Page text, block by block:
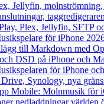
Jellyfin, molnströmning,
Plex, Jellyfin, SFTP
för iPhone
till Markdown med
DSD på iPhone och
för iPhone
Synology, nya
Mobile: Molnmusik för
nedladdningar världen